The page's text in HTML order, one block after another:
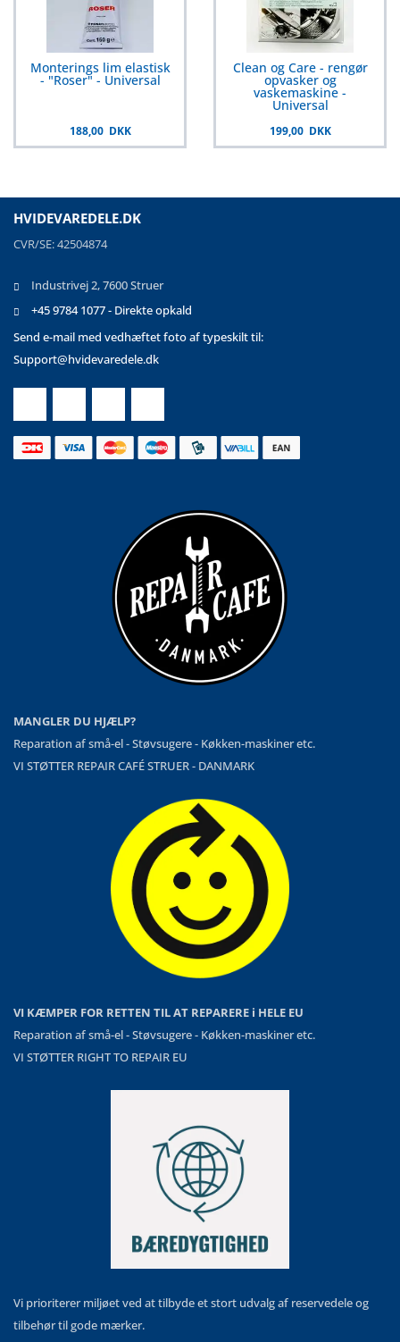
Monterings lim elastisk
- "Roser" - Universal
188,00 DKK
Clean og Care - rengør
opvasker og
vaskemaskine -
Universal
199,00 DKK
HVIDEVAREDELE.DK
CVR/SE: 42504874
Industrivej 2, 7600 Struer
+45 9784 1077 - Direkte opkald
Send e-mail med vedhæftet foto af typeskilt til:
Support@hvidevaredele.dk
MANGLER DU HJÆLP?
Reparation af små-el - Støvsugere - Køkken-maskiner etc.
VI STØTTER REPAIR CAFÉ STRUER - DANMARK
VI KÆMPER FOR RETTEN TIL AT REPARERE i HELE EU
Reparation af små-el - Støvsugere - Køkken-maskiner etc.
VI STØTTER RIGHT TO REPAIR EU
Vi prioriterer miljøet ved at tilbyde et stort udvalg af reservedele og
tilbehør til gode mærker.